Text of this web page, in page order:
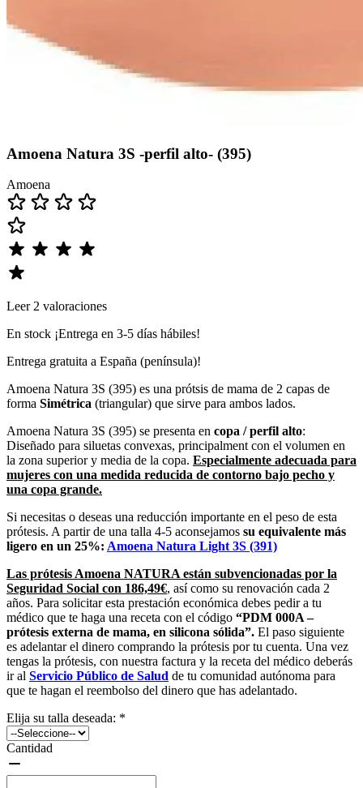
Amoena Natura 3S -perfil alto- (395)
Amoena
Leer 2 valoraciones
En stock ¡Entrega en 3-5 días hábiles!
Entrega gratuita a España (península)!
Amoena Natura 3S (395) es una prótsis de mama de 2 capas de
forma Simétrica (triangular) que sirve para ambos lados.
Amoena Natura 3S (395) se presenta en copa / perfil alto:
Diseñado para siluetas convexas, principalment con el volumen en
la zona superior y media de la copa. Especialmente adecuada para
mujeres con una medida reducida de contorno bajo pecho y
una copa grande.
Si necesitas o deseas una reducción importante en el peso de esta
prótesis. A partir de una talla 4-5 aconsejamos su equivalente más
ligero en un 25%: Amoena Natura Light 3S (391)
Las prótesis Amoena NATURAestán subvencionadas por la
Seguridad Social con 186,49€, así como su renovación cada 2
años. Para solicitar esta prestación económica debes pedir a tu
médico que te haga una receta con el código “PDM 000A –
prótesis externa de mama, en silicona sólida”. El paso siguiente
es adelantar el dinero comprando la prótesis por tu cuenta. Una vez
tengas la prótesis, con nuestra factura y la receta del médico deberás
ir al Servicio Público de Salud de tu comunidad autónoma para
que te hagan el reembolso del dinero que has adelantado.
Elija su talla deseada: *
Cantidad